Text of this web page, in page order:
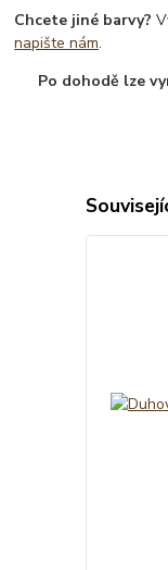
Chcete jiné barvy?
napište nám.
Po dohodě lze